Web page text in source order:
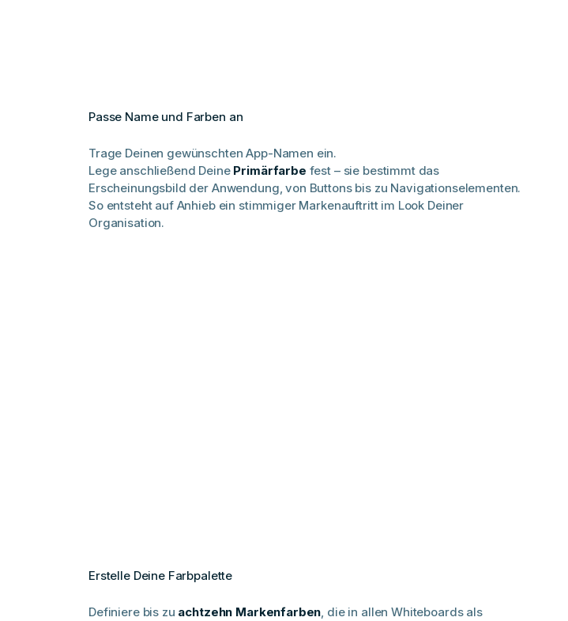
Passe Name und Farben an
Trage Deinen gewünschten App-Namen ein.
Lege anschließend Deine Primärfarbe fest – sie bestimmt das
Erscheinungsbild der Anwendung, von Buttons bis zu Navigationselementen.
So entsteht auf Anhieb ein stimmiger Markenauftritt im Look Deiner
Organisation.
Erstelle Deine Farbpalette
Definiere bis zu achtzehn Markenfarben, die in allen Whiteboards als